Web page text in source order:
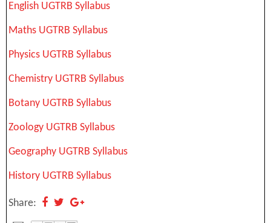
English UGTRB Syllabus
Maths UGTRB Syllabus
Physics UGTRB Syllabus
Chemistry UGTRB Syllabus
Botany UGTRB Syllabus
Zoology UGTRB Syllabus
Geography UGTRB Syllabus
History UGTRB Syllabus
Share: